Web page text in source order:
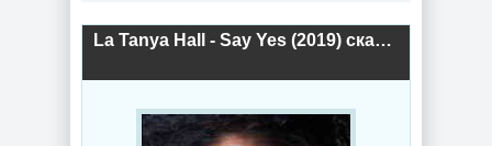
La Tanya Hall - Say Yes (2019) скачать торрент